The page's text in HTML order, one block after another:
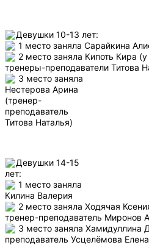
Девушки 10-13 лет:
1 место заняла Сарайкина
2 место заняла Кипоть Кира
тренеры-преподаватели Титова
3 место заняла
Нестерова Арина
(тренер-
преподаватель
Титова Наталья)
Девушки 14-15
лет:
1 место заняла
Килина Валерия
2 место заняла Ходячая
тренер-преподаватель Миронов
3 место заняла Хамидуллина
преподаватель Усцелёмова